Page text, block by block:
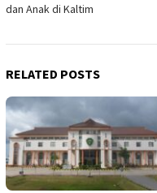
dan Anak di Kaltim
RELATED POSTS